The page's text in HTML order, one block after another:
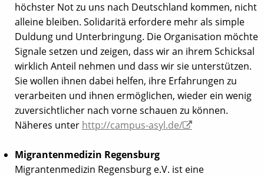
höchster Not zu uns nach Deutschland kommen, nicht
alleine bleiben. Solidaritä erfordere mehr als simple
Duldung und Unterbringung. Die Organisation möchte
Signale setzen und zeigen, dass wir an ihrem Schicksal
wirklich Anteil nehmen und dass wir sie unterstützen.
Sie wollen ihnen dabei helfen, ihre Erfahrungen zu
verarbeiten und ihnen ermöglichen, wieder ein wenig
zuversichtlicher nach vorne schauen zu können.
Näheres unter http://campus-asyl.de/
Migrantenmedizin Regensburg
Migrantenmedizin Regensburg e.V. ist eine